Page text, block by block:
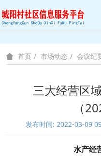
首页 市场动态 会议纪
三大经营区
（
发布时间: 2022-03-09
水产经